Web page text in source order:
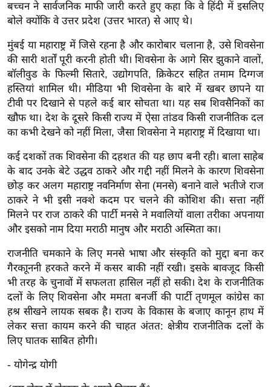
B
r
e
a
k
i
n
g
N
e
w
s
ला
इ
फ
स्टा
इ
ल
टे
क्नॉ
लॉ
जी
ब्यू
बच्चन ने सार्वजनिक माफी जारी करते हुए कहा कि वे हिंदी में इसलिए
बोले क्योंकि वे उत्तर प्रदेश (उत्तर भारत) से आए थे।
मुंबई या महाराष्ट्र में जिसे रहना है और कारोबार चलाना है, उसे शिवसेना
की सारी शर्तों पूरी करनी होती थी। शिवसेना के आगे सिर झुकाने वालों,
बॉलीवुड के फिल्मी सितारे, उद्योगपति, क्रिकेटर सहित तमाम दिग्गज
हस्तियां शामिल थी। मीडिया भी शिवसेना के बारे में खबर छापने या
टीवी पर दिखाने से पहले कई बार सोचता था। यह सब शिवसैनिकों का
खौफ था। देश के दूसरे किसी राज्य में ऐसा तांडव किसी राजनीतिक दल
का कभी देखने को नहीं मिला, जैसा शिवसेना ने महाराष्ट्र में दिखाया था।
कई दशकों तक शिवसेना की दहशत की यह छाप बनी रही। बाला साहेब
के बाद उनके बेटे उद्धव ठाकरे और गद्दी नहीं मिलने के कारण शिवसेना
छोड़ कर अलग महाराष्ट्र नवनिर्माण सेना (मनसे) बनाने वाले भतीजे राज
ठाकरे ने भी इसी नक्शे कदम पर चलने की कोशिश की। सत्ता नहीं
मिलने पर राज ठाकरे की पार्टी मनसे ने मवालियों वाला तरीका अपनाया
और इसको नाम दिया मराठी मानुष और मराठी अस्मिता का।
राजनीति चमकाने के लिए मनसे भाषा और संस्कृति को मुद्दा बना कर
गैरकाूननी हरकते करने में कसर बाकी नहीं रखी। इसके बावजूद किसी
भी तरह के चुनावों में सफलता हासिल नहीं हो सकी। देश के राजनीतिक
दलों के लिए शिवसेना और ममता बनर्जी की पार्टी तृणमूल कांग्रेस का
हश्र सीखने लायक सबक है। राज्य के विकास के बजाए कानून हाथ में
लेकर सत्ता कायम करने की चाहत अंतत: क्षेत्रीय राजनीतिक दलों के
लिए घातक साबित होगी।
- योगेन्द्र योगी